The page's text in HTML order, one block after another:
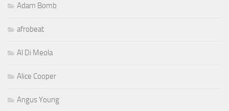
Adam Bomb
afrobeat
Al Di Meola
Alice Cooper
Angus Young